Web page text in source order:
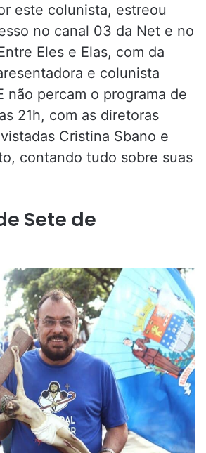
este colunista, estreou
no canal 03 da Net e no
Eles e Elas, com da
e colunista
não percam o programa de
21h, com as diretoras
Cristina Sbano e
contando tudo sobre suas
Sete de